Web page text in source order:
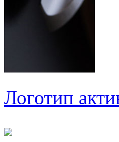
Логотип